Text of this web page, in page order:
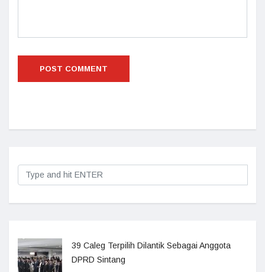
39 Caleg Terpilih Dilantik Sebagai Anggota
DPRD Sintang